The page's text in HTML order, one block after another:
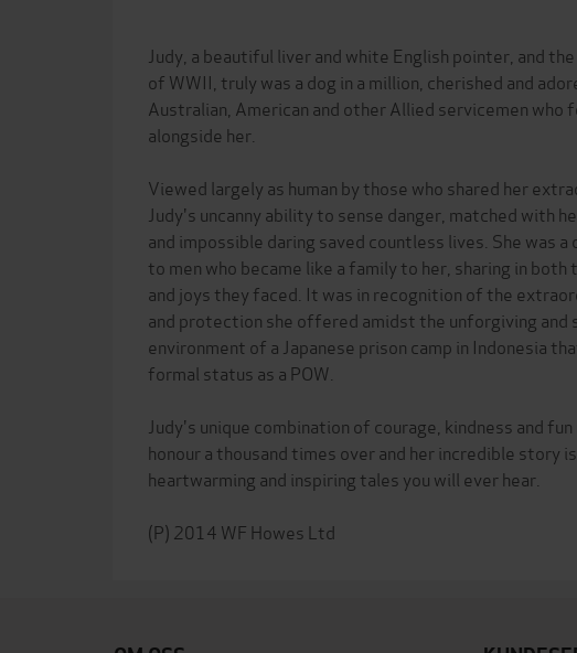
Judy, a beautiful liver and white English pointer, and the
of WWII, truly was a dog in a million, cherished and
Australian, American and other Allied servicemen who
alongside her.
Viewed largely as human by those who shared her
Judy's uncanny ability to sense danger, matched with
and impossible daring saved countless lives. She was a
to men who became like a family to her, sharing in
and joys they faced. It was in recognition of the
and protection she offered amidst the unforgiving and
environment of a Japanese prison camp in Indonesia
formal status as a POW.
Judy's unique combination of courage, kindness and
honour a thousand times over and her incredible story
heartwarming and inspiring tales you will ever hear.